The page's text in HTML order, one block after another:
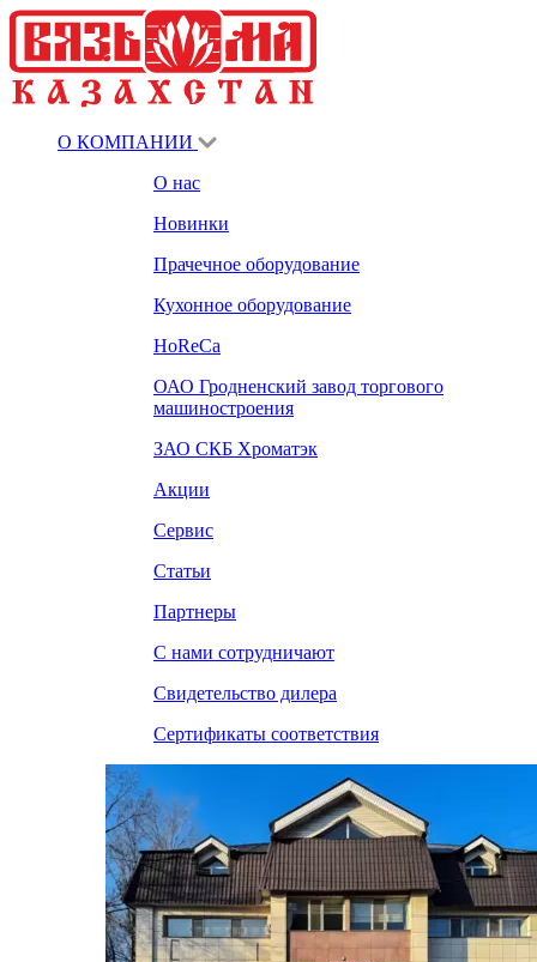
О КОМПАНИИ
О нас
Новинки
Прачечное оборудование
Кухонное оборудование
HoReCa
ОАО Гродненский завод торгового
машиностроения
ЗАО СКБ Хроматэк
Акции
Сервис
Статьи
Партнеры
С нами сотрудничают
Свидетельство дилера
Сертификаты соответствия